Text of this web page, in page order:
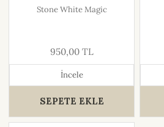
Stone White Magic
950,00 TL
İncele
SEPETE EKLE